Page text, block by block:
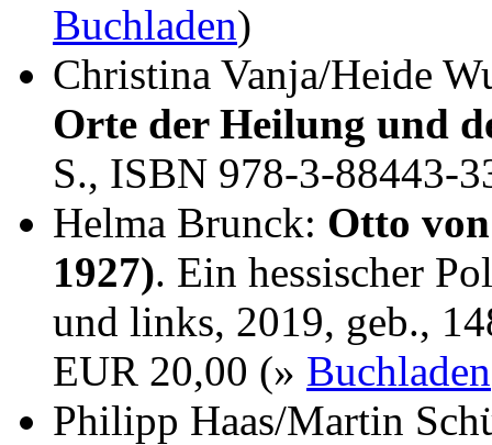
Buchladen)
Christina Vanja/Heide
Orte der Heilung und
S., ISBN 978-3-88443-
Helma Brunck: Otto
1927). Ein hessischer
und links, 2019, geb.,
EUR 20,00 (» Buchladen
Philipp Haas/Martin